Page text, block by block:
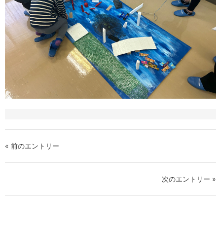
« 前のエントリー
次のエントリー »